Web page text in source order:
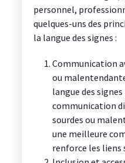
personnel,
quelques-uns des
la langue des signes :
Communication
ou
langue des
communication
sourdes ou
une meilleure
renforce les liens